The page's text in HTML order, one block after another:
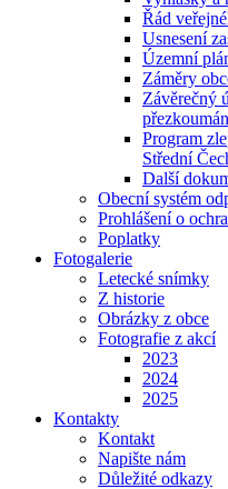
Řád
Usnesení
Územní
Záměry
Závěrečný
Program
Střední
Další
Obecní systém
Prohlášení o
Poplatky
Fotogalerie
Letecké snímky
Z historie
Obrázky z obce
Fotografie z akcí
2023
2024
2025
Kontakty
Kontakt
Napište nám
Důležité odkazy